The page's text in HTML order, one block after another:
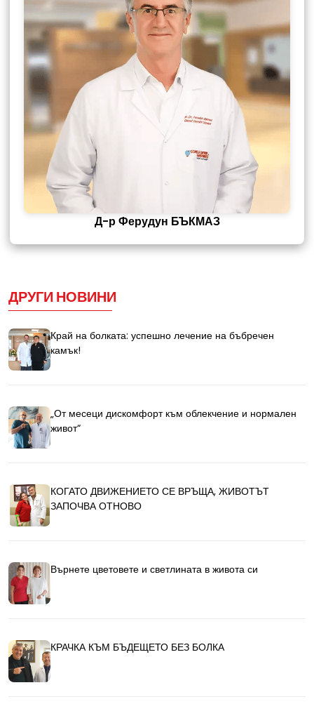
Д-р Ферудун БЪКМАЗ
ДРУГИ НОВИНИ
Край на болката: успешно лечение на бъбречен
камък!
„От месеци дискомфорт към облекчение и нормален
живот“
КОГАТО ДВИЖЕНИЕТО СЕ ВРЪЩА, ЖИВОТЪТ
ЗАПОЧВА ОТНОВО
Върнете цветовете и светлината в живота си
КРАЧКА КЪМ БЪДЕЩЕТО БЕЗ БОЛКА